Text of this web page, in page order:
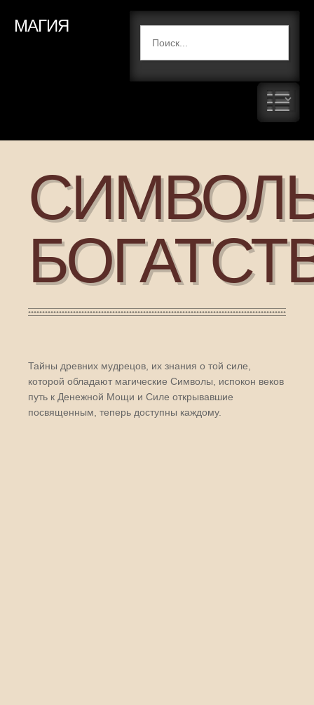
МАГИЯ
Тайны древних мудрецов, их знания о той силе,
которой обладают магические Символы, испокон веков
путь к Денежной Мощи и Силе открывавшие
посвященным, теперь доступны каждому.